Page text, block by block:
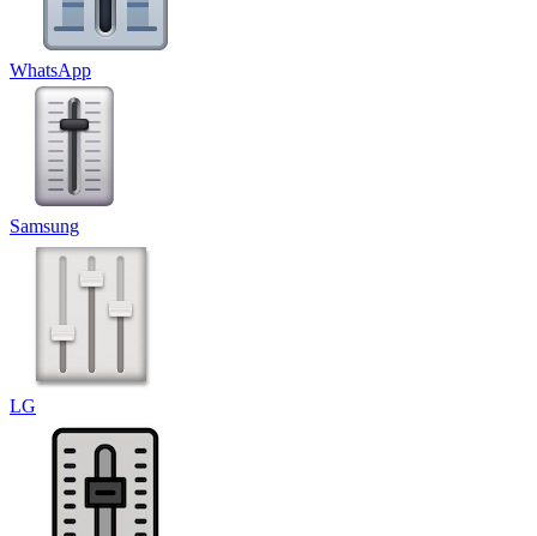
WhatsApp
Samsung
LG